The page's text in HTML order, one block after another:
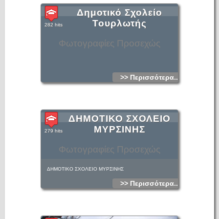
Φωτογραφίες Προσεχώς
Δημοτικό Σχολείο
Τουρλωτής
282 hits
>> Περισσότερα...
Φωτογραφίες Προσεχώς
ΔΗΜΟΤΙΚΟ ΣΧΟΛΕΙΟ
ΜΥΡΣΙΝΗΣ
279 hits
ΔΗΜΟΤΙΚΟ ΣΧΟΛΕΙΟ ΜΥΡΣΙΝΗΣ
>> Περισσότερα...